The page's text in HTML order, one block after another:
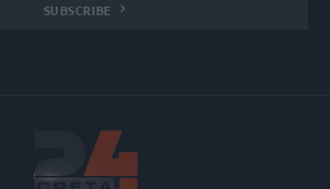
SUBSCRIBE